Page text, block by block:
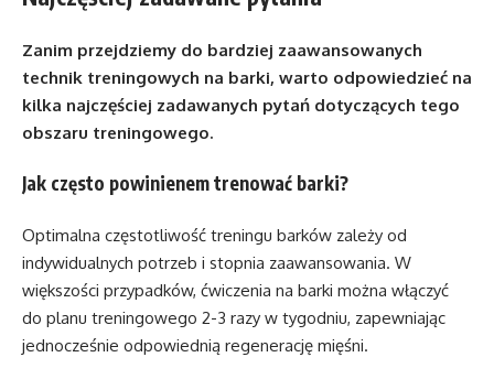
Zanim przejdziemy do bardziej zaawansowanych
technik treningowych na barki, warto odpowiedzieć na
kilka najczęściej zadawanych pytań dotyczących tego
obszaru treningowego.
Jak często powinienem trenować barki?
Optimalna częstotliwość treningu barków zależy od
indywidualnych potrzeb i stopnia zaawansowania. W
większości przypadków, ćwiczenia na barki można włączyć
do planu treningowego 2-3 razy w tygodniu, zapewniając
jednocześnie odpowiednią regenerację mięśni.